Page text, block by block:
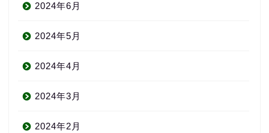
2024年6月
2024年5月
2024年4月
2024年3月
2024年2月